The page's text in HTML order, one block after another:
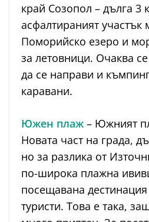
край Созопол – дълга 3
асфалтираният участък
Поморийско езеро и
за летовници. Очаква
да се направи и
каравани.
Южен плаж– Южният
Новата част на града,
но за разлика от
по-широка плажна
посещавана дестинация
туристи. Това е така,